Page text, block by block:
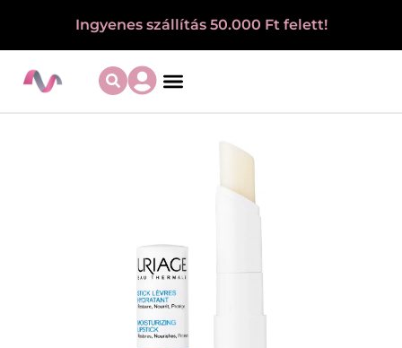
Ingyenes szállítás 50.000 Ft felett!